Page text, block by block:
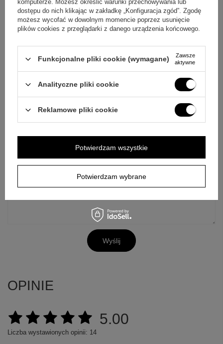
ZAPYTAJ O PRODUKT
swoje pytanie odnośnie tego produktu. Postaramy się odpowiedzieć tak
szybko jak tylko będzie to możliwe.Dane są przetwarzane zgodnie z
. Przesyłając je, akceptujesz jej postanowienia.
Wyślij
OPINIE
5.00
Liczba wystawionych opinii: 14
komputerze. Możesz określić warunki przechowywania lub
dostępu do nich klikając w zakładkę „Konfiguracja zgód”. Zgodę
możesz wycofać w dowolnym momencie poprzez usunięcie
plików cookies z przeglądarki z danego urządzenia końcowego.
Funkcjonalne pliki cookie (wymagane)
Zawsze
aktywne
Analityczne pliki cookie
Reklamowe pliki cookie
Potwierdzam wybrane
Potwierdzam wszystkie